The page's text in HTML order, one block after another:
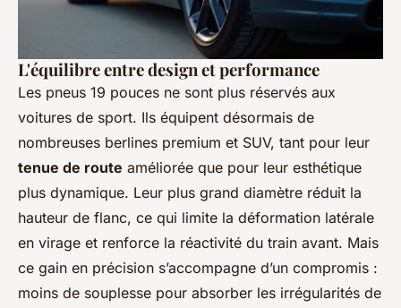
L'équilibre entre design et performance
Les pneus 19 pouces ne sont plus réservés aux
voitures de sport. Ils équipent désormais de
nombreuses berlines premium et SUV, tant pour leur
tenue de route améliorée que pour leur esthétique
plus dynamique. Leur plus grand diamètre réduit la
hauteur de flanc, ce qui limite la déformation latérale
en virage et renforce la réactivité du train avant. Mais
ce gain en précision s’accompagne d’un compromis :
moins de souplesse pour absorber les irrégularités de